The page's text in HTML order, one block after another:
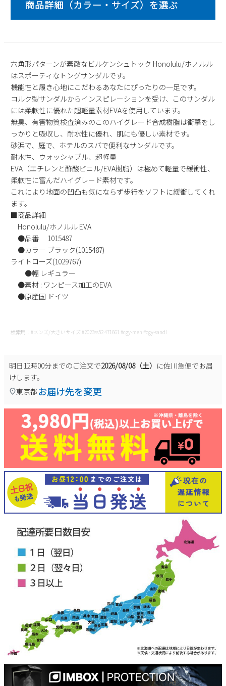
2
3 4 5 6 7
8
23
24 25 26 27 28
29
30
31
2026 年9月
日 月 火 水 木 金
1
2 3 4
5
6
7 8 9 10 11
13
15 16
20
21 22 23 24 25
26
27
28 29 30
新規会員登録
会社概要
プライバシーポリシー
特定商取引法に基づく表示
六角形パターンが素敵なビルケンシュトック Honolulu/ホノルル
はスポーティなトングサンダルです。
機能性と履き心地にこだわるあなたにぴったりの一足です。
コルク製サンダルからインスピレーションを受け、このサンダル
には柔軟性に優れた超軽量素材EVAを使用しています。
無臭、有害物質検査済みのこのハイグレード合成樹脂は衝撃をし
っかりと吸収し、耐水性に優れ、肌にも優しい素材です。
砂浜で、庭で、ホテルのスパで便利なサンダルです。
耐水性、ウォッシャブル、超軽量
EVA（エチレンと酢酸ビニル/EVA樹脂）は極めて軽量で緩衝性、
柔軟性に富んだハイグレード素材です。
これにより地面の凹凸も気にならず歩行をソフトに緩衝してくれ
ます。
■商品詳細
Honolulu/ホノルル EVA
●品番 1015487
●カラー ブラック(1015487)
ライトローズ(1029767)
●幅 レギュラー
●素材 : ワンピース加工のEVA
●原産国 ドイツ
検索用：#メンズ/大きいサイズ #2023ss52 471661 #cgy-men #cgy-sandl
明日12時00分までのご注文で2026/08/08（土） に佐川急便でお届
けします。
東京都 お届け先を変更